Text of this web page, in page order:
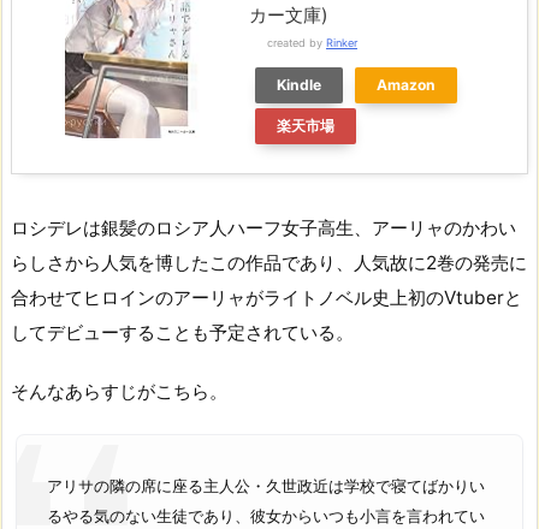
カー文庫)
created by Rinker
Kindle Amazon
楽天市場
ロシデレは銀髪のロシア人ハーフ女子高生、アーリャのかわい
らしさから人気を博したこの作品であり、人気故に2巻の発売に
合わせてヒロインのアーリャがライトノベル史上初のVtuberと
してデビューすることも予定されている。
そんなあらすじがこちら。
アリサの隣の席に座る主人公・久世政近は学校で寝てばかりい
るやる気のない生徒であり、彼女からいつも小言を言われてい